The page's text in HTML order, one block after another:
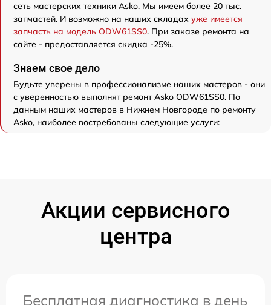
сеть мастерских техники Asko. Мы имеем более 20 тыс.
запчастей. И возможно на наших складах уже имеется
запчасть на модель ODW61SS0. При заказе ремонта на
сайте - предоставляется скидка -25%.
Знаем свое дело
Будьте уверены в профессионализме наших мастеров - они
с уверенностью выполнят ремонт Asko ODW61SS0. По
данным наших мастеров в Нижнем Новгороде по ремонту
Asko, наиболее востребованы следующие услуги:
Акции сервисного
центра
Бесплатная диагностика в день